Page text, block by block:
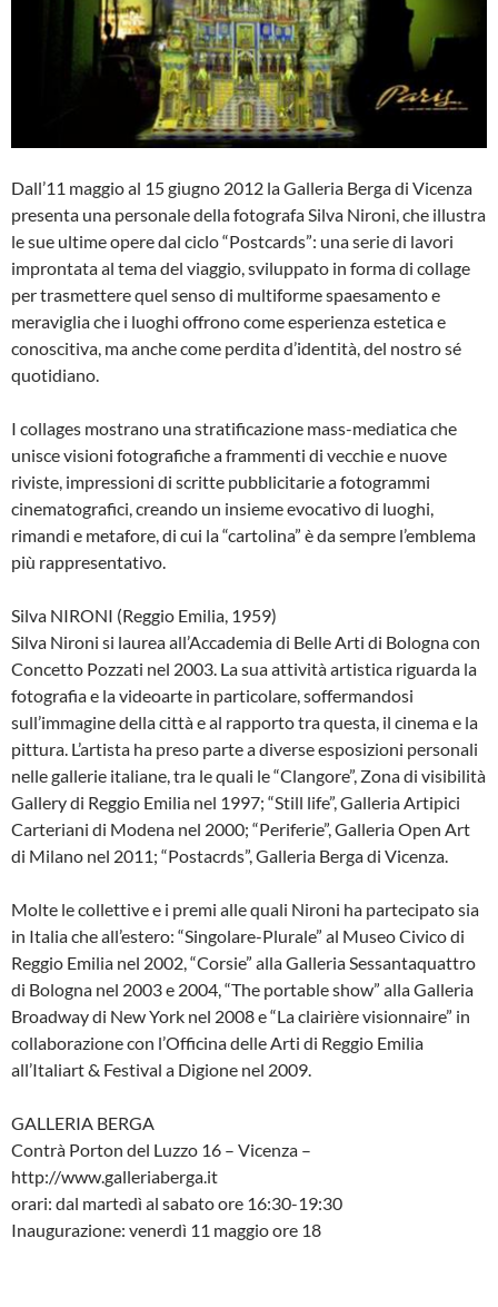
Dall’11 maggio al 15 giugno 2012 la Galleria Berga di Vicenza
presenta una personale della fotografa Silva Nironi, che illustra
le sue ultime opere dal ciclo “Postcards”: una serie di lavori
improntata al tema del viaggio, sviluppato in forma di collage
per trasmettere quel senso di multiforme spaesamento e
meraviglia che i luoghi offrono come esperienza estetica e
conoscitiva, ma anche come perdita d’identità, del nostro sé
quotidiano.
I collages mostrano una stratificazione mass-mediatica che
unisce visioni fotografiche a frammenti di vecchie e nuove
riviste, impressioni di scritte pubblicitarie a fotogrammi
cinematografici, creando un insieme evocativo di luoghi,
rimandi e metafore, di cui la “cartolina” è da sempre l’emblema
più rappresentativo.
Silva NIRONI (Reggio Emilia, 1959)
Silva Nironi si laurea all’Accademia di Belle Arti di Bologna con
Concetto Pozzati nel 2003. La sua attività artistica riguarda la
fotografia e la videoarte in particolare, soffermandosi
sull’immagine della città e al rapporto tra questa, il cinema e la
pittura. L’artista ha preso parte a diverse esposizioni personali
nelle gallerie italiane, tra le quali le “Clangore”, Zona di visibilità
Gallery di Reggio Emilia nel 1997; “Still life”, Galleria Artipici
Carteriani di Modena nel 2000; “Periferie”, Galleria Open Art
di Milano nel 2011; “Postacrds”, Galleria Berga di Vicenza.
Molte le collettive e i premi alle quali Nironi ha partecipato sia
in Italia che all’estero: “Singolare-Plurale” al Museo Civico di
Reggio Emilia nel 2002, “Corsie” alla Galleria Sessantaquattro
di Bologna nel 2003 e 2004, “The portable show” alla Galleria
Broadway di New York nel 2008 e “La clairière visionnaire” in
collaborazione con l’Officina delle Arti di Reggio Emilia
all’Italiart & Festival a Digione nel 2009.
GALLERIA BERGA
Contrà Porton del Luzzo 16 – Vicenza –
http://www.galleriaberga.it
orari: dal martedì al sabato ore 16:30-19:30
Inaugurazione: venerdì 11 maggio ore 18